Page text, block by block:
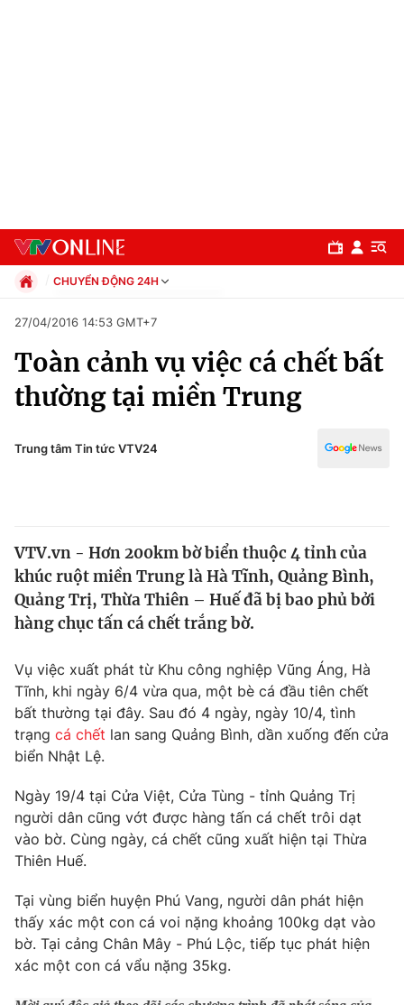
Chuyên mục
Chính trị
Xã hội
Y tế
Thế giới
Thế giới đó đây
Câu chuyện quốc tế
Kinh tế
Tài chính
Thị trường
Dữ liệu và đời sống
Phim VTV
Hậu trường
Khán giả
Giải sao mai
Giải trí
Điện ảnh
Âm nhạc
Sao
Du lịch
Làm đẹp
Giáo dục
Tuyển sinh
CHUYỂN ĐỘNG 24H
Xã hội
Pháp luật
Thể thao
Văn hóa - Giải trí
Giáo dục
27/04/2016 14:53 GMT+7
Toàn cảnh vụ việc cá chết bất
thường tại miền Trung
Trung tâm Tin tức VTV24
VTV.vn - Hơn 200km bờ biển thuộc 4 tỉnh của
khúc ruột miền Trung là Hà Tĩnh, Quảng Bình,
Quảng Trị, Thừa Thiên – Huế đã bị bao phủ bởi
hàng chục tấn cá chết trắng bờ.
Vụ việc xuất phát từ Khu công nghiệp Vũng Áng, Hà
Tĩnh, khi ngày 6/4 vừa qua, một bè cá đầu tiên chết
bất thường tại đây. Sau đó 4 ngày, ngày 10/4, tình
trạng cá chết lan sang Quảng Bình, dần xuống đến cửa
biển Nhật Lệ.
Ngày 19/4 tại Cửa Việt, Cửa Tùng - tỉnh Quảng Trị
người dân cũng vớt được hàng tấn cá chết trôi dạt
vào bờ. Cùng ngày, cá chết cũng xuất hiện tại Thừa
Thiên Huế.
Tại vùng biển huyện Phú Vang, người dân phát hiện
thấy xác một con cá voi nặng khoảng 100kg dạt vào
bờ. Tại cảng Chân Mây - Phú Lộc, tiếp tục phát hiện
xác một con cá vẩu nặng 35kg.